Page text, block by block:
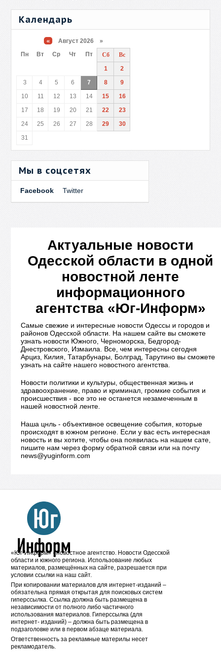
Календарь
« Август 2026 »
Пн
Вт Ср Чт Пт Сб
Вс
1
2
3
4 5 6 7 8
9
10
11 12 13 14 15
16
17
18 19 20 21 22
23
24
25 26 27 28 29
30
31
Мы в соцсетях
Facebook Twitter
Актуальные новости
Одесской области в одной
новостной ленте
информационного
агентства «Юг-Информ»
Самые свежие и интересные новости Одессы и городов и
районов Одесской области. На нашем сайте вы сможете
узнать новости Южного, Черноморска, Бедгород-
Днестровского, Измаила. Все, чем интересны сегодня
Арциз, Килия, Татарбунары, Болград, Тарутино вы сможете
узнать на сайте нашего новостного агентства.
Новости политики и культуры, общественная жизнь и
здравоохранение, право и криминал, громкие события и
происшествия - все это не останется незамеченным в
нашей новостной ленте.
Наша цнль - объективное освещение события, которые
происходят в южном регионе. Если у вас есть интересная
новость и вы хотите, чтобы она появилась на нашем сате,
пишите нам через форму обратной связи или на почту
news@yuginform.com
«Юг-Информ» - новостное агентство. Новости Одесской
области и южного региона. Использование любых
материалов, размещённых на сайте, разрешается при
условии ссылки на наш сайт.
При копировании материалов для интернет-изданий –
обязательна прямая открытая для поисковых систем
гиперссылка. Ссылка должна быть размещена в
независимости от полного либо частичного
использования материалов. Гиперссылка (для
интернет- изданий) – должна быть размещена в
подзаголовке или в первом абзаце материала.
Ответственность за рекламные материлы несет
рекламодатель.